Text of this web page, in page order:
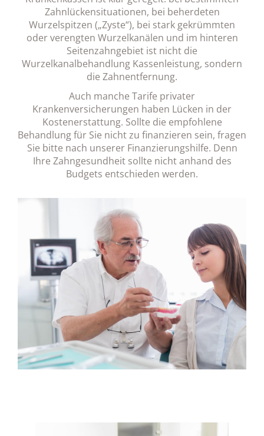
Zahnlückensituationen, bei beherdeten
Wurzelspitzen („Zyste“), bei stark gekrümmten
oder verengten Wurzelkanälen und im hinteren
Seitenzahngebiet ist nicht die
Wurzelkanalbehandlung Kassenleistung, sondern
die Zahnentfernung.
Auch manche Tarife privater
Krankenversicherungen haben Lücken in der
Kostenerstattung. Sollte die empfohlene
Behandlung für Sie nicht zu finanzieren sein, fragen
Sie bitte nach unserer Finanzierungshilfe. Denn
Ihre Zahngesundheit sollte nicht anhand des
Budgets entschieden werden.